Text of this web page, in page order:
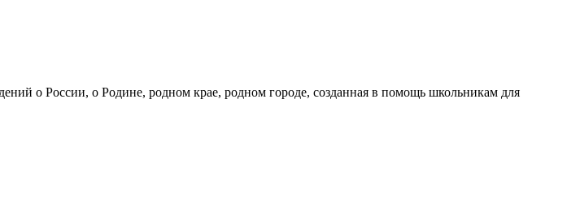
о России, о Родине, родном крае, родном городе, созданная в помощь школьникам для